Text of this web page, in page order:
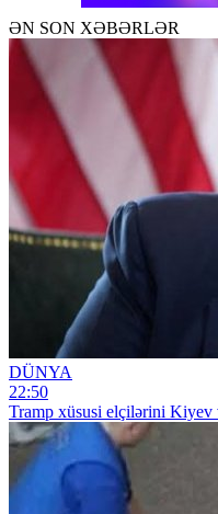
ƏN SON XƏBƏRLƏR
DÜNYA
22:50
Tramp xüsusi elçilərini